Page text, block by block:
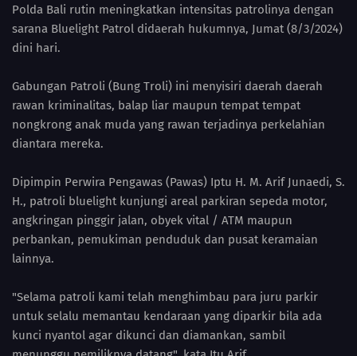
Polda Bali rutin meningkatkan intensitas patrolinya dengan
sarana Bluelight Patrol didaerah hukumnya, Jumat (8/3/2024)
dini hari.
Gabungan Patroli (Bung Troli) ini menyisiri daerah daerah
rawan kriminalitas, balap liar maupun tempat tempat
nongkrong anak muda yang rawan terjadinya perkelahian
diantara mereka.
Dipimpin Perwira Pengawas (Pawas) Iptu H. M. Arif Junaedi, S.
H., patroli bluelight kunjungi areal parkiran sepeda motor,
angkringan pinggir jalan, obyek vital / ATM maupun
perbankan, pemukiman penduduk dan pusat keramaian
lainnya.
"Selama patroli kami telah menghimbau para juru parkir
untuk selalu memantau kendaraan yang diparkir bila ada
kunci nyantol agar dikunci dan diamankan, sambil